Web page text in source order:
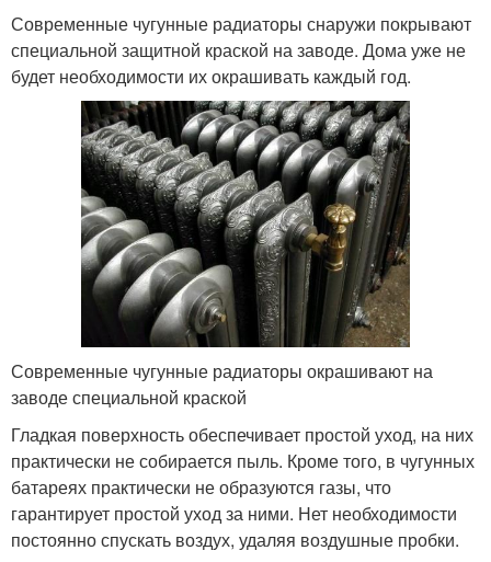
Современные чугунные радиаторы снаружи покрывают
специальной защитной краской на заводе. Дома уже не
будет необходимости их окрашивать каждый год.
Современные чугунные радиаторы окрашивают на
заводе специальной краской
Гладкая поверхность обеспечивает простой уход, на них
практически не собирается пыль. Кроме того, в чугунных
батареях практически не образуются газы, что
гарантирует простой уход за ними. Нет необходимости
постоянно спускать воздух, удаляя воздушные пробки.